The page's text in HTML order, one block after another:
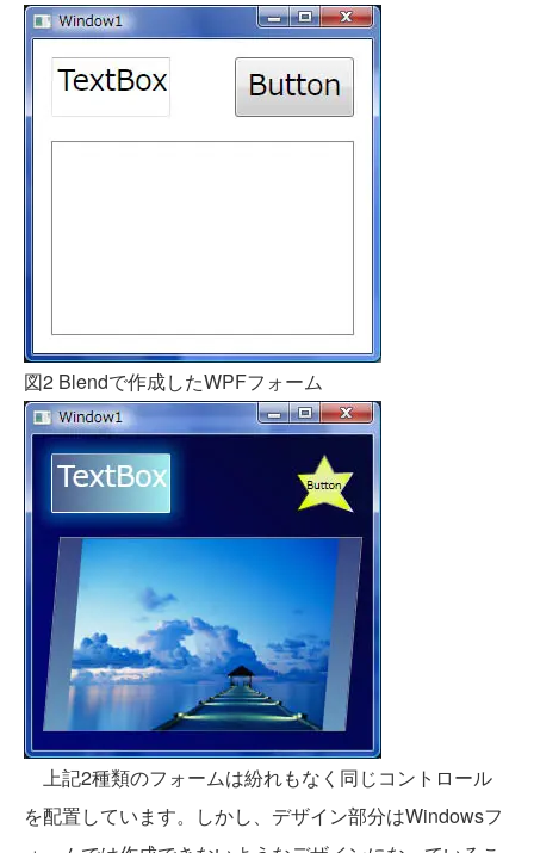
図2 Blendで作成したWPFフォーム
上記2種類のフォームは紛れもなく同じコントロール
を配置しています。しかし、デザイン部分はWindowsフ